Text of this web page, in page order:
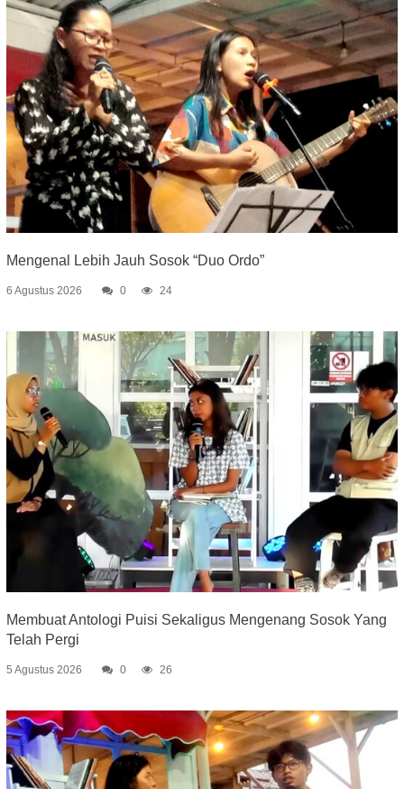
Mengenal Lebih Jauh Sosok “Duo Ordo”
6 Agustus 2026 0 24
Membuat Antologi Puisi Sekaligus Mengenang Sosok Yang
Telah Pergi
5 Agustus 2026 0 26